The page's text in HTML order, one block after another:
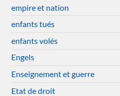
empire et nation
enfants tués
enfants volés
Engels
Enseignement et guerre
Etat de droit